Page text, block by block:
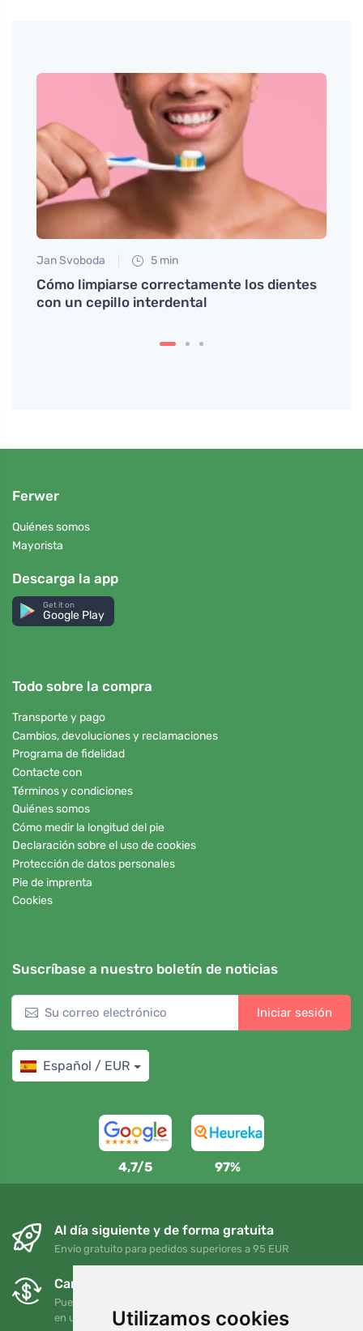
Utilizamos cookies
Jan Svoboda 5 min
Cómo limpiarse correctamente los dientes
con un cepillo interdental
Ferwer
Quiénes somos
Mayorista
Descarga la app
Get it on
Google Play
Todo sobre la compra
Transporte y pago
Cambios, devoluciones y reclamaciones
Programa de fidelidad
Contacte con
Términos y condiciones
Quiénes somos
Cómo medir la longitud del pie
Declaración sobre el uso de cookies
Protección de datos personales
Pie de imprenta
Cookies
Suscríbase a nuestro boletín de noticias
Iniciar sesión
Español / EUR
4,7/5 97%
Al día siguiente y de forma gratuita
Envío gratuito para pedidos superiores a 95 EUR
Cambios y devoluciones gratuitos
Puede devolver o cambiar su pedido en cualquier momento
en un plazo de 90 días